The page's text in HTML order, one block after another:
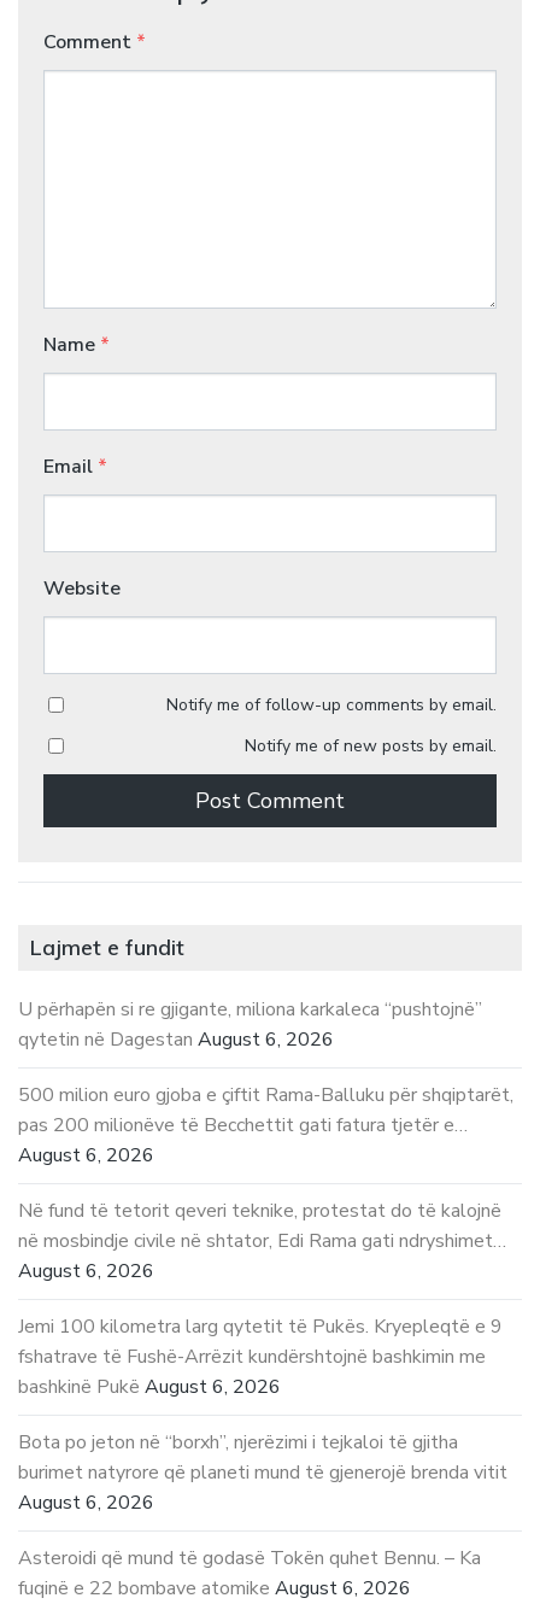
Comment *
Name *
Email *
Website
Notify me of follow-up comments by email.
Notify me of new posts by email.
Lajmet e fundit
U përhapën si re gjigante, miliona karkaleca “pushtojnë”
qytetin në Dagestan August 6, 2026
500 milion euro gjoba e çiftit Rama-Balluku për shqiptarët,
pas 200 milionëve të Becchettit gati fatura tjetër e…
August 6, 2026
Në fund të tetorit qeveri teknike, protestat do të kalojnë
në mosbindje civile në shtator, Edi Rama gati ndryshimet…
August 6, 2026
Jemi 100 kilometra larg qytetit të Pukës. Kryepleqtë e 9
fshatrave të Fushë-Arrëzit kundërshtojnë bashkimin me
bashkinë Pukë August 6, 2026
Bota po jeton në “borxh”, njerëzimi i tejkaloi të gjitha
burimet natyrore që planeti mund të gjenerojë brenda vitit
August 6, 2026
Asteroidi që mund të godasë Tokën quhet Bennu. – Ka
fuqinë e 22 bombave atomike August 6, 2026